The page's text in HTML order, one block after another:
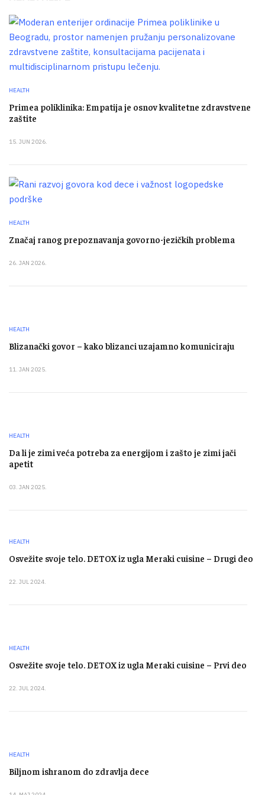
HEALTH
Primea poliklinika: Empatija je osnov kvalitetne zdravstvene
zaštite
15. JUN 2026.
HEALTH
Značaj ranog prepoznavanja govorno-jezičkih problema
26. JAN 2026.
HEALTH
Blizanački govor – kako blizanci uzajamno komuniciraju
11. JAN 2025.
HEALTH
Da li je zimi veća potreba za energijom i zašto je zimi jači
apetit
03. JAN 2025.
HEALTH
Osvežite svoje telo. DETOX iz ugla Meraki cuisine – Drugi deo
22. JUL 2024.
HEALTH
Osvežite svoje telo. DETOX iz ugla Meraki cuisine – Prvi deo
22. JUL 2024.
HEALTH
Biljnom ishranom do zdravlja dece